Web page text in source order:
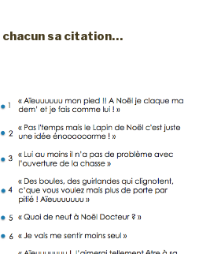
chacun sa citation…